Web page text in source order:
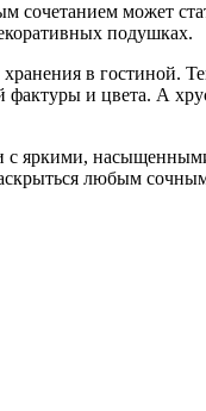
может
подушках.
в
и цвета. А
с яркими,
любым